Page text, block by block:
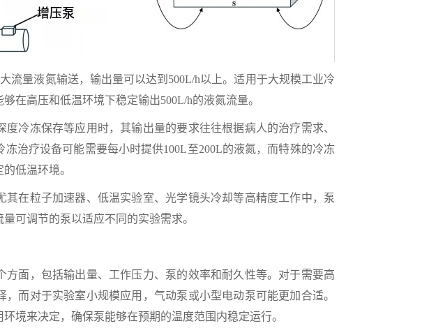
量液氮输送，输出量可以达到500L/h以上。适用于大规模工业冷
在高压和低温环境下稳定输出500L/h的液氮流量。
冻保存等应用时，其输出量的要求往往根据病人的治疗需求、
治疗设备可能需要每小时提供100L至200L的液氮，而特殊的冷冻
低温环境。
在粒子加速器、低温实验室、光学镜头冷却等高精度工作中，泵
可调节的泵以适应不同的实验需求。
面，包括输出量、工作压力、泵的效率和耐久性等。对于需要高
而对于实验室小规模应用，气动泵或小型电动泵可能更加合适。
境来决定，确保泵能够在预期的温度范围内稳定运行。